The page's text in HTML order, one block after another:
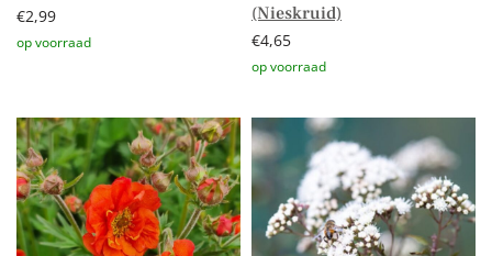
€2,99
(Nieskruid)
€4,65